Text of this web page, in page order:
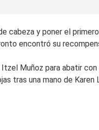
cabeza y poner el
encontró su
Muñoz para abatir
tras una mano de Karen